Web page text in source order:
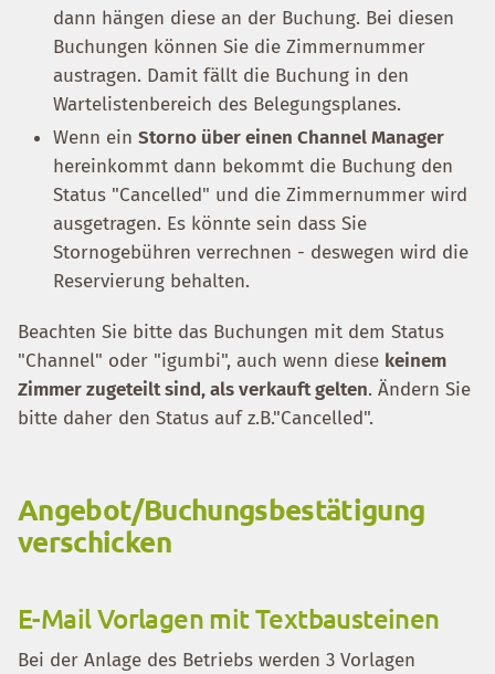
dann hängen diese an der Buchung. Bei diesen
Buchungen können Sie die Zimmernummer
austragen. Damit fällt die Buchung in den
Wartelistenbereich des Belegungsplanes.
Wenn ein Storno über einen Channel Manager
hereinkommt dann bekommt die Buchung den
Status "Cancelled" und die Zimmernummer wird
ausgetragen. Es könnte sein dass Sie
Stornogebühren verrechnen - deswegen wird die
Reservierung behalten.
Beachten Sie bitte das Buchungen mit dem Status
"Channel" oder "igumbi", auch wenn diese keinem
Zimmer zugeteilt sind, als verkauft gelten. Ändern Sie
bitte daher den Status auf z.B."Cancelled".
Angebot/Buchungsbestätigung
verschicken
E-Mail Vorlagen mit Textbausteinen
Bei der Anlage des Betriebs werden 3 Vorlagen